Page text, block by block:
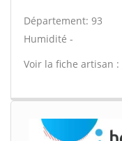
Département: 93
Humidité -
Voir la fiche artisan :